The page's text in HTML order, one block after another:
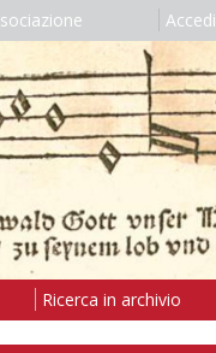
Accedi
Ricerca in archivio